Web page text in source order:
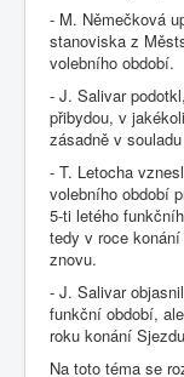
- M. Němečková
stanoviska z
volebního období.
- J. Salivar
přibydou, v
zásadně v
- T. Letocha
volebního období
5-ti letého
tedy v roce
znovu.
- J. Salivar
funkční období,
roku konání
Na toto téma se